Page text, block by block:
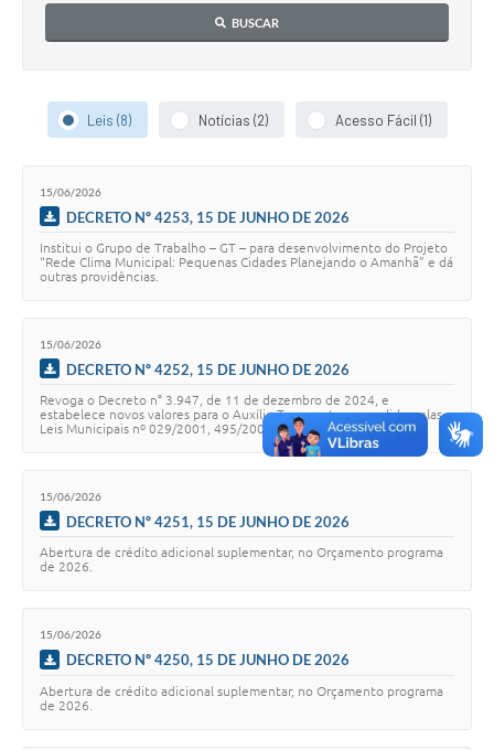
BUSCAR
Leis (8) Notícias (2) Acesso Fácil (1)
15/06/2026
DECRETO Nº 4253, 15 DE JUNHO DE 2026
Institui o Grupo de Trabalho – GT – para desenvolvimento do Projeto
“Rede Clima Municipal: Pequenas Cidades Planejando o Amanhã” e dá
outras providências.
15/06/2026
DECRETO Nº 4252, 15 DE JUNHO DE 2026
Revoga o Decreto n° 3.947, de 11 de dezembro de 2024, e
estabelece novos valores para o Auxílio Transporte concedido pelas
Leis Municipais nº 029/2001, 495/2006 e 1.824/2017.
15/06/2026
DECRETO Nº 4251, 15 DE JUNHO DE 2026
Abertura de crédito adicional suplementar, no Orçamento programa
de 2026.
15/06/2026
DECRETO Nº 4250, 15 DE JUNHO DE 2026
Abertura de crédito adicional suplementar, no Orçamento programa
de 2026.